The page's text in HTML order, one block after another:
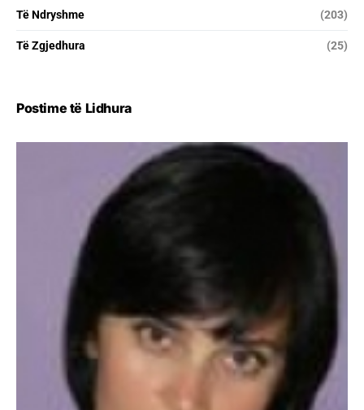
Të Ndryshme (203)
Të Zgjedhura (25)
Postime të Lidhura